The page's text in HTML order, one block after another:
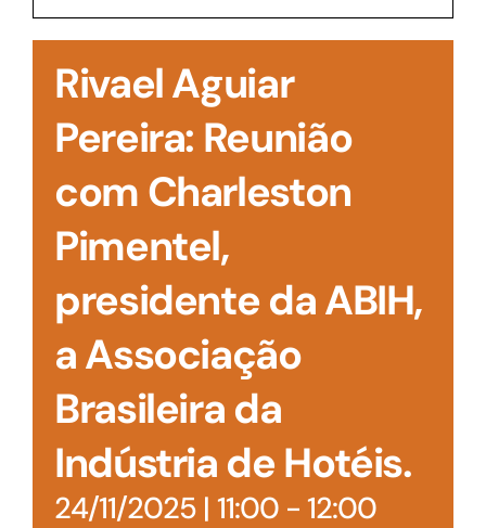
Rivael Aguiar
Pereira: Reunião
com Charleston
Pimentel,
presidente da ABIH,
a Associação
Brasileira da
Indústria de Hotéis.
24/11/2025 | 11:00- 12:00